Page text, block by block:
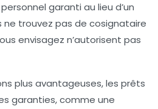
garanti au lieu d’un
ne trouvez pas de cosignataire
envisagez n’autorisent pas
plus avantageuses, les prêts
garanties, comme une